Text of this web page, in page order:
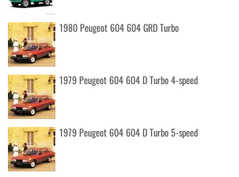
1980 Peugeot 604 604 GRD Turbo
1979 Peugeot 604 604 D Turbo 4-speed
1979 Peugeot 604 604 D Turbo 5-speed